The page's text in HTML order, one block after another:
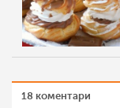
18 коментари